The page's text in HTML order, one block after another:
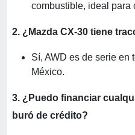
combustible, ideal para
2. ¿Mazda CX-30 tiene
Sí, AWD es de serie en
México.
3. ¿Puedo financiar
buró de crédito?